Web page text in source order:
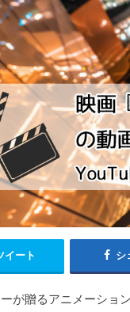
イート シ
が贈るアニメーショ